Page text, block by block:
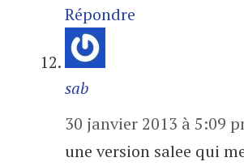
Répondre
sab
30 janvier 2013 à 5:09
une version salee qui